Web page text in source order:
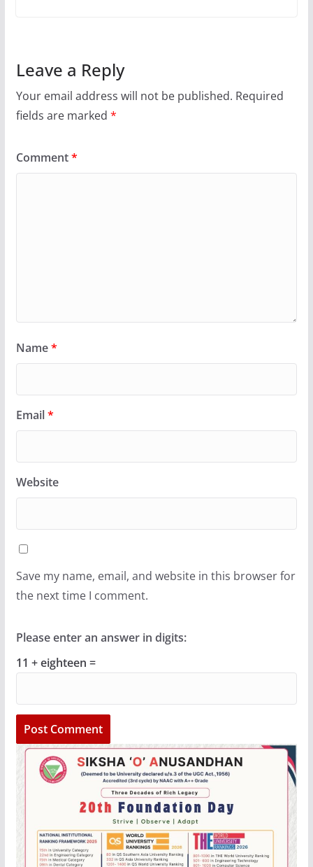
Leave a Reply
Your email address will not be published. Required
fields are marked *
Comment*
Name*
Email*
Website
Save my name, email, and website in this browser for
the next time I comment.
Please enter an answer in digits:
11 + eighteen =